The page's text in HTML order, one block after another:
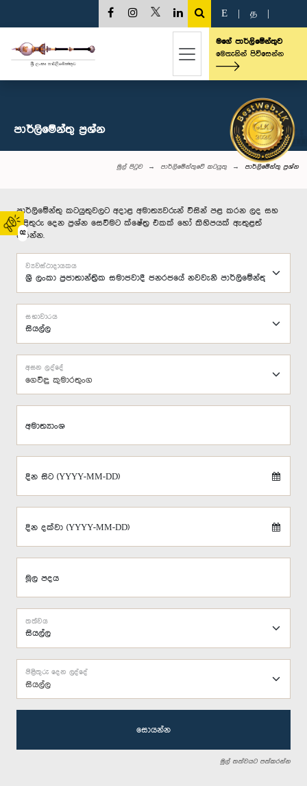
02
E த
මගේ පාර්ලිමේන්තුව
මෙතැනින් පිවිසෙන්න
පාර්ලි‌මේන්තු‌ ප්‍රශ්න
මුල් පිටුව පාර්ලිමේන්තුවේ කටයුතු පාර්ලි‌මේන්තු‌ ප්‍රශ්න
පාර්ලිමේන්තු කටයුතුවලට අදාළ අමාත්‍යවරුන් විසින් පළ කරන ලද සහ
පිළිතුරු දෙන ප්‍රශ්න සෙවීමට ක්ෂේත්‍ර එකක් හෝ කිහිපයක් ඇතුළත්
කරන්න.
ව්‍යවස්ථාදායකය
සභාවාරය
ගෙවිඳු කුමාරතුංග
අසන ලද්දේ
අමාත්‍යාංශ
දින සිට (YYYY-MM-DD)
දින දක්වා (YYYY-MM-DD)
මූල පදය
තත්වය
සියල්ල
පිළිතුරු දෙන ලද්දේ
සොයන්න
මුල් තත්වයට පත්කරන්න